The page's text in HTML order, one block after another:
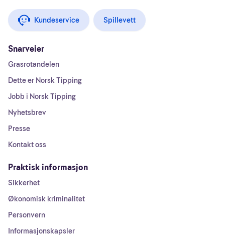
Kundeservice Spillevett
Snarveier
Grasrotandelen
Dette er Norsk Tipping
Jobb i Norsk Tipping
Nyhetsbrev
Presse
Kontakt oss
Praktisk informasjon
Sikkerhet
Økonomisk kriminalitet
Personvern
Informasjonskapsler